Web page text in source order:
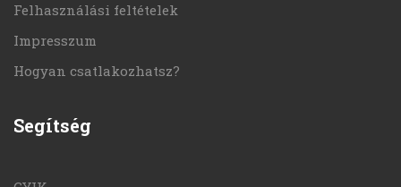
Felhasználási feltételek
Impresszum
Hogyan csatlakozhatsz?
Segítség